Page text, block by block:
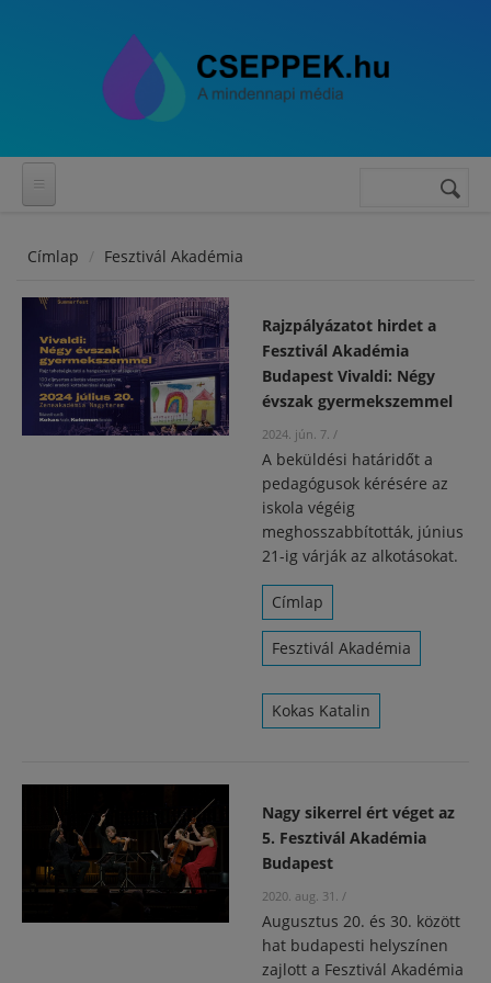
Keresés
Címlap Fesztivál Akadémia
Rajzpályázatot hirdet a
Fesztivál Akadémia
Budapest Vivaldi: Négy
évszak gyermekszemmel
2024. jún. 7. /
A beküldési határidőt a
pedagógusok kérésére az
iskola végéig
meghosszabbították, június
21-ig várják az alkotásokat.
Címlap
Fesztivál Akadémia
Kokas Katalin
Nagy sikerrel ért véget az
5. Fesztivál Akadémia
Budapest
2020. aug. 31. /
Augusztus 20. és 30. között
hat budapesti helyszínen
zajlott a Fesztivál Akadémia